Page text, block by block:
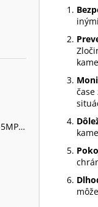
Securia Pro 5MP WiFi kamera W655SF-5MP, kov